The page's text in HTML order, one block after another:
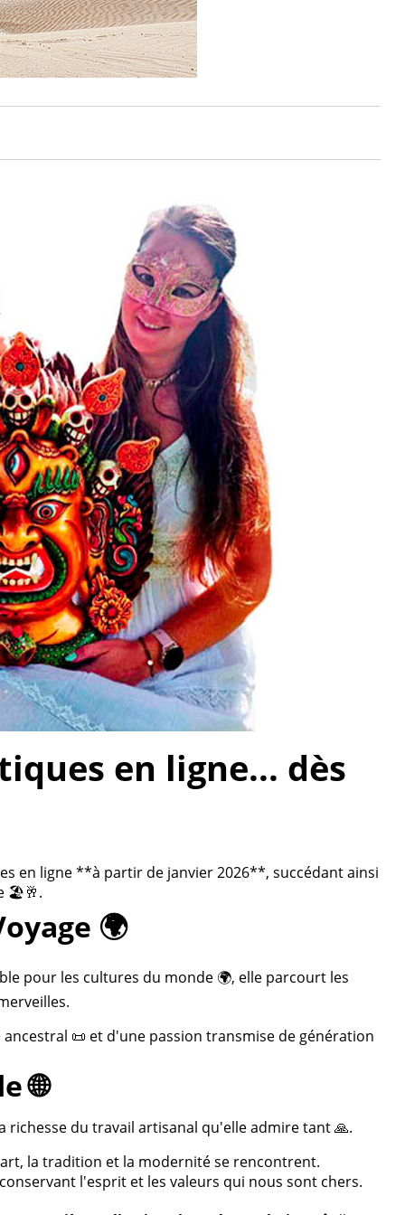
en ligne... dès
en ligne **à partir de janvier 2026**, succédant ainsi
🏖️🥂.
🌍
pour les cultures du monde 🌍, elle parcourt les
📜 et d'une passion transmise de génération
🌐
richesse du travail artisanal qu'elle admire tant 🙏.
la tradition et la modernité se rencontrent.
l'esprit et les valeurs qui nous sont chers.